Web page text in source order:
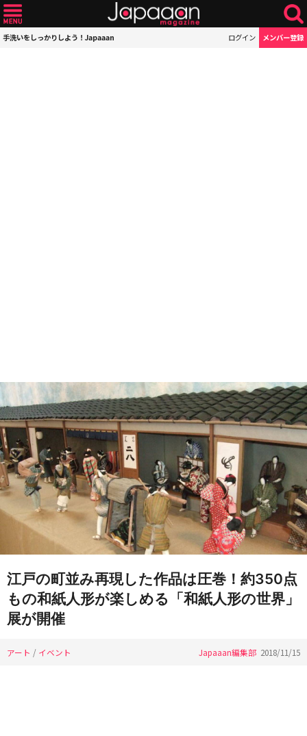
手洗いをしっかりしよう！Japaaan ログイン メンバー登録
江戸の町並み再現した作品は圧巻！約350点
もの和紙人形が楽しめる「和紙人形の世界」
展が開催
アート / イベント Japaaan編集部 2018/11/15